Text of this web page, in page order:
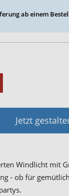
ab einem
Jetzt
Windlicht mit
- ob für